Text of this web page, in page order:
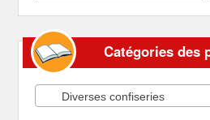
Catégories des
Diverses confiseries